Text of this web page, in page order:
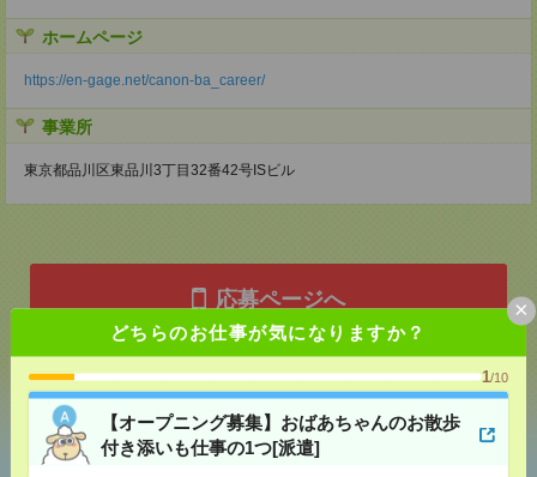
どちらのお仕事が気になりますか？
1/10
【オープニング募集】おばあちゃんのお散歩
付き添いも仕事の1つ[派遣]
×
ホームページ
https://en-gage.net/canon-ba_career/
事業所
東京都品川区東品川3丁目32番42号ISビル
応募ページへ
気になる！